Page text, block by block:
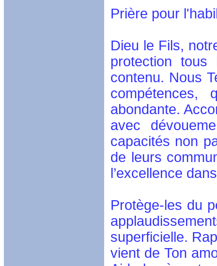
Prière pour
Dieu le Fils,
protection
contenu. Nous
abondante.
avec
capacités non
de leurs
l’excellence
Protège-les du
superficielle.
vient de Ton